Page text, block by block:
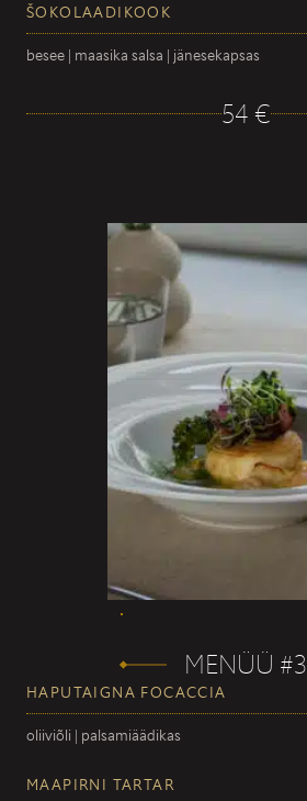
ŠOKOLAADIKOOK
besee | maasika salsa | jänesekapsas
54 €
MENÜÜ #3
HAPUTAIGNA FOCACCIA
oliiviõli | palsamiäädikas
MAAPIRNI TARTAR